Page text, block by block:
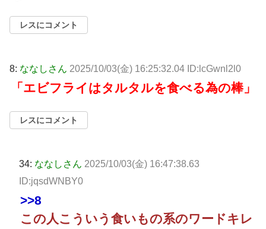
レスにコメント
8: ななしさん 2025/10/03(金) 16:25:32.04 ID:lcGwnl2l0
「エビフライはタルタルを食べる為の棒」
レスにコメント
34: ななしさん 2025/10/03(金) 16:47:38.63
ID:jqsdWNBY0
>>8
この人こういう食いもの系のワードキレ